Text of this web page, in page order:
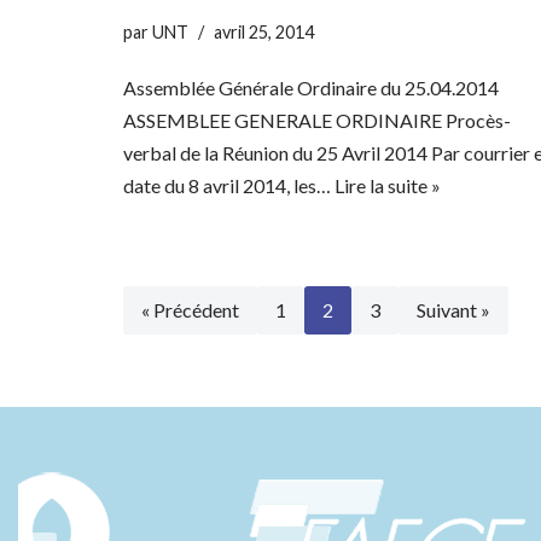
parUNT avril 25, 2014
Assemblée Générale Ordinaire du 25.04.2014
ASSEMBLEE GENERALE ORDINAIRE Procès-
verbal de la Réunion du 25 Avril 2014 Par courrier
date du 8 avril 2014, les… Lire la suite »
« Précédent 1 2 3 Suivant »